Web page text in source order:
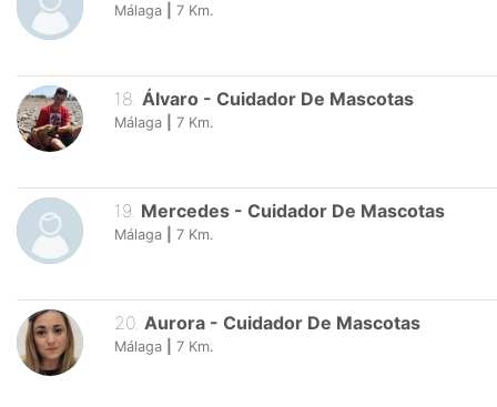
Málaga 7 Km.
18. Álvaro - Cuidador De Mascotas
Málaga 7 Km.
19. Mercedes - Cuidador De Mascotas
Málaga 7 Km.
20. Aurora - Cuidador De Mascotas
Málaga 7 Km.